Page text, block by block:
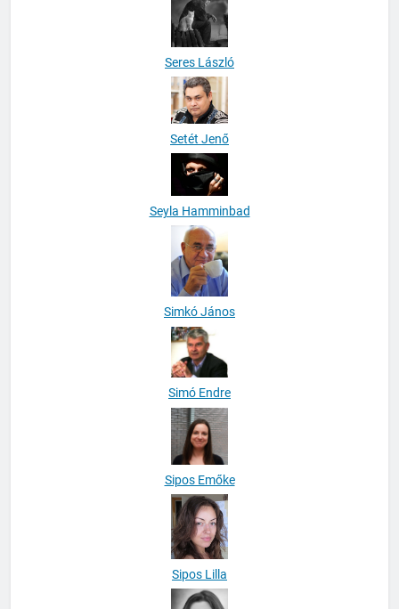
Seres László
Setét Jenő
Seyla Hamminbad
Simkó János
Simó Endre
Sipos Emőke
Sipos Lilla